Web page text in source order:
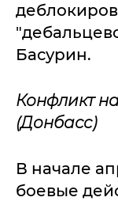
Басурин.
Конфликт
(Донбасс)
В начале
боевые